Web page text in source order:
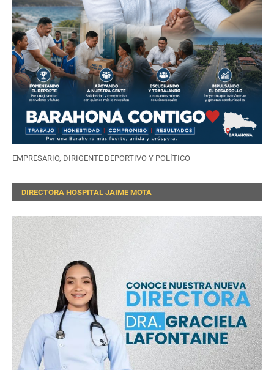
EMPRESARIO, DIRIGENTE DEPORTIVO Y POLÍTICO
DIRECTORA HOSPITAL JAIME MOTA